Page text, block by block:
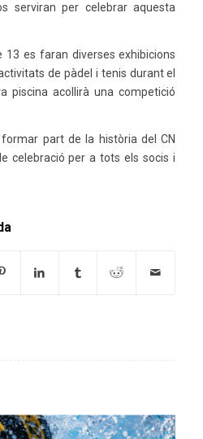
serviran per celebrar aquesta
es faran diverses exhibicions
de pàdel i tenis durant el
piscina acollirà una competició
part de la història del CN
celebració per a tots els socis i